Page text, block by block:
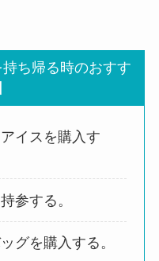
持ち帰る時のおすす
イスを購入す
参する。
グを購入する。